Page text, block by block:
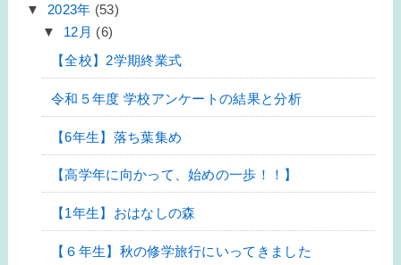
▼ 2023年 (53)
▼ 12月 (6)
【全校】2学期終業式
令和５年度 学校アンケートの結果と分析
【6年生】落ち葉集め
【高学年に向かって、始めの一歩！！】
【1年生】おはなしの森
【６年生】秋の修学旅行にいってきました